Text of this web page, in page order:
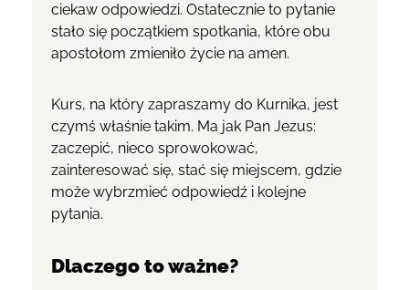
ciekaw odpowiedzi. Ostatecznie to pytanie
stało się początkiem spotkania, które obu
apostołom zmieniło życie na amen.
Kurs, na który zapraszamy do Kurnika, jest
czymś właśnie takim. Ma jak Pan Jezus:
zaczepić, nieco sprowokować,
zainteresować się, stać się miejscem, gdzie
może wybrzmieć odpowiedź i kolejne
pytania.
Dlaczego to ważne?